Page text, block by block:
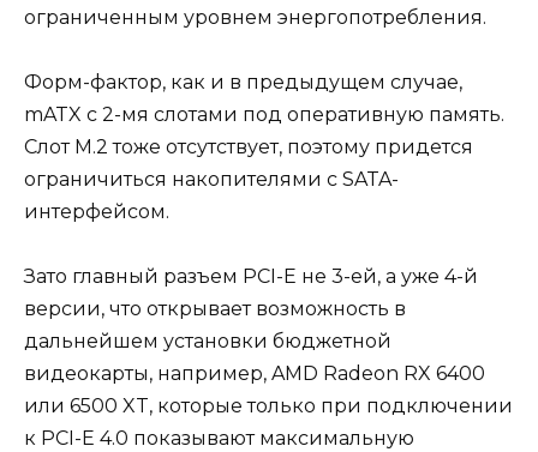
ограниченным уровнем энергопотребления.
Форм-фактор, как и в предыдущем случае,
mATX с 2-мя слотами под оперативную память.
Слот M.2 тоже отсутствует, поэтому придется
ограничиться накопителями с SATA-
интерфейсом.
Зато главный разъем PCI-E не 3-ей, а уже 4-й
версии, что открывает возможность в
дальнейшем установки бюджетной
видеокарты, например, AMD Radeon RX 6400
или 6500 XT, которые только при подключении
к PCI-E 4.0 показывают максимальную